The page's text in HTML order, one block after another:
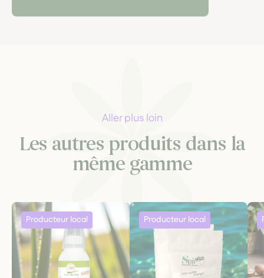
Aller plus loin
Les autres produits dans la
même gamme